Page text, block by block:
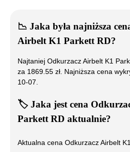
📉 Jaka była najniższa
Airbelt K1 Parkett RD?
Najtaniej Odkurzacz Airbelt K1
za 1869.55 zł. Najniższa cena
10-07
🏷️ Jaka jest cena
Parkett RD aktualnie?
Aktualna cena Odkurzacz Airbelt